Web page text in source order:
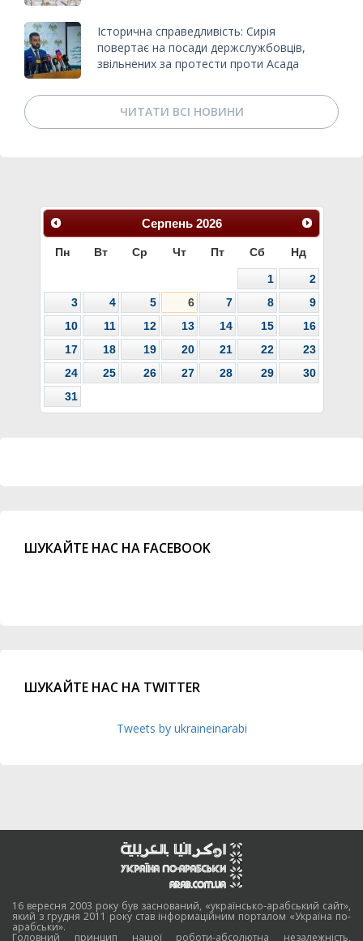
Історична справедливість: Сирія
повертає на посади держслужбовців,
звільнених за протести проти Асада
ЧИТАТИ ВСІ НОВИНИ
Серпень 2026
Пн Вт Ср Чт Пт Сб Нд
1
2
3
4 5 6 7 8
9
10
11 12 13 14 15
16
17
18 19 20 21 22
23
24
25 26 27 28 29
30
31
ШУКАЙТЕ НАС НА FACEBOOK
ШУКАЙТЕ НАС НА TWITTER
Tweets by ukraineinarabi
16 вересня 2003 року був заснований, «українсько-арабський сайт»,
який з грудня 2011 року став інформаційним порталом «Україна по-
арабськи».
Головний принцип нашої роботи-абсолютна незалежність,